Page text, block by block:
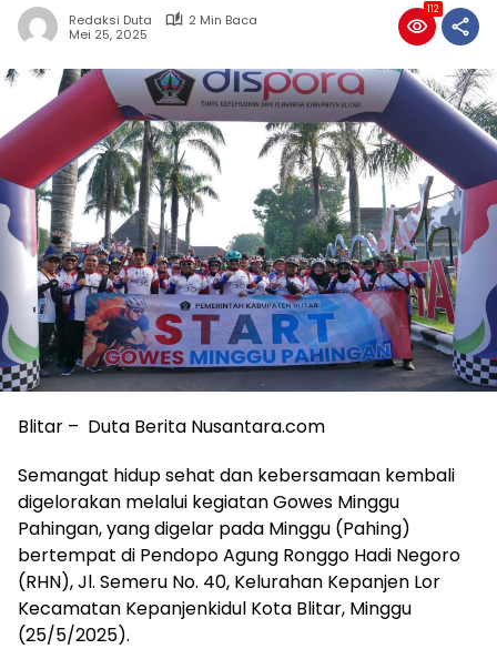
Redaksi Duta
2 Min Baca
Mei 25, 2025
112
Blitar – Duta Berita Nusantara.com
Semangat hidup sehat dan kebersamaan kembali
digelorakan melalui kegiatan Gowes Minggu
Pahingan, yang digelar pada Minggu (Pahing)
bertempat di Pendopo Agung Ronggo Hadi Negoro
(RHN), Jl. Semeru No. 40, Kelurahan Kepanjen Lor
Kecamatan Kepanjenkidul Kota Blitar, Minggu
(25/5/2025).